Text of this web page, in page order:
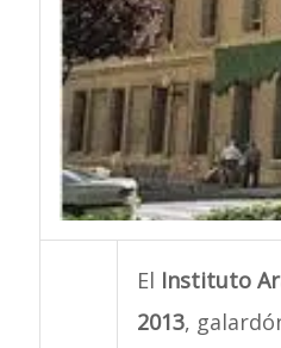
El Instituto
2013,